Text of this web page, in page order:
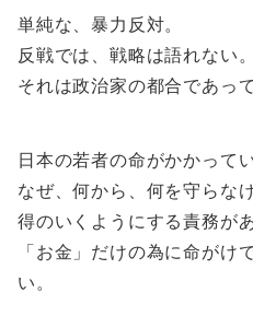
単純な、暴力反対。
反戦では、戦略は語れない。
それは政治家の都合であっ
日本の若者の命がかかって
なぜ、何から、何を守らな
得のいくようにする責務があ
「お金」だけの為に命がけ
い。